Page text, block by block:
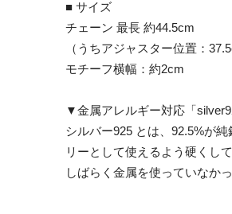
■ サイズ
チェーン 最長 約44.5cm
（うちアジャスター位置：
モチーフ横幅：約2cm
▼金属アレルギー対応「
シルバー925 とは、92.5%が
リーとして使えるよう硬くして
しばらく金属を使っていなか